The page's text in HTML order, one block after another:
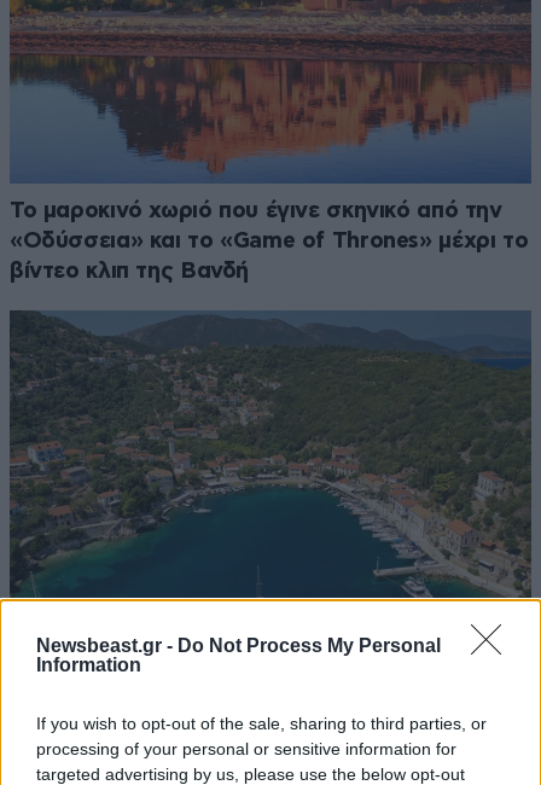
Newsbeast.gr - Do Not Process My Personal
Information
If you wish to opt-out of the sale, sharing to third parties, or
processing of your personal or sensitive information for
targeted advertising by us, please use the below opt-out
Το μαροκινό χωριό που έγινε σκηνικό από την
«Οδύσσεια» και το «Game of Thrones» μέχρι το
βίντεο κλιπ της Βανδή
Κιόνι: Το παραθαλάσσιο κόσμημα της Ιθάκης